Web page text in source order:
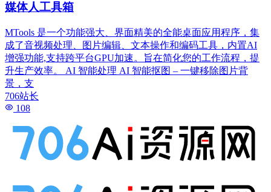
媒体人工具箱
MTools 是一个功能强大、界面精美的全能桌面应用程序，集
成了音视频处理、图片编辑、文本操作和编码工具，内置AI
增强功能,支持跨平台GPU加速。旨在简化您的工作流程，提
升生产效率。 AI 智能处理 AI 智能抠图 – 一键移除图片背
景，支
706站长
108